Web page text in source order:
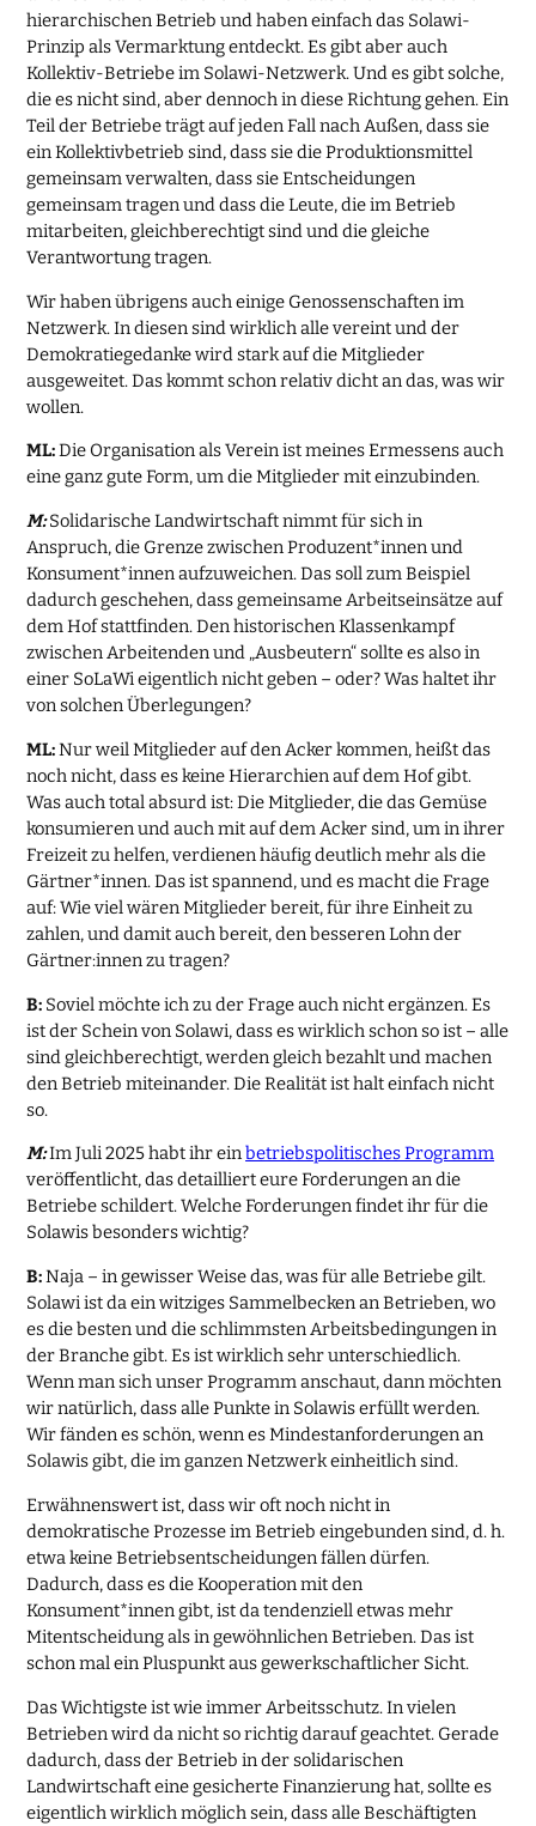
hierarchischen Betrieb und haben einfach das Solawi-
Prinzip als Vermarktung entdeckt. Es gibt aber auch
Kollektiv-Betriebe im Solawi-Netzwerk. Und es gibt solche,
die es nicht sind, aber dennoch in diese Richtung gehen. Ein
Teil der Betriebe trägt auf jeden Fall nach Außen, dass sie
ein Kollektivbetrieb sind, dass sie die Produktionsmittel
gemeinsam verwalten, dass sie Entscheidungen
gemeinsam tragen und dass die Leute, die im Betrieb
mitarbeiten, gleichberechtigt sind und die gleiche
Verantwortung tragen.
Wir haben übrigens auch einige Genossenschaften im
Netzwerk. In diesen sind wirklich alle vereint und der
Demokratiegedanke wird stark auf die Mitglieder
ausgeweitet. Das kommt schon relativ dicht an das, was wir
wollen.
ML:Die Organisation als Verein ist meines Ermessens auch
eine ganz gute Form, um die Mitglieder mit einzubinden.
M:Solidarische Landwirtschaft nimmt für sich in
Anspruch, die Grenze zwischen Produzent*innen und
Konsument*innen aufzuweichen. Das soll zum Beispiel
dadurch geschehen, dass gemeinsame Arbeitseinsätze auf
dem Hof stattfinden. Den historischen Klassenkampf
zwischen Arbeitenden und „Ausbeutern“ sollte es also in
einer SoLaWi eigentlich nicht geben – oder? Was haltet ihr
von solchen Überlegungen?
ML:Nur weil Mitglieder auf den Acker kommen, heißt das
noch nicht, dass es keine Hierarchien auf dem Hof gibt.
Was auch total absurd ist: Die Mitglieder, die das Gemüse
konsumieren und auch mit auf dem Acker sind, um in ihrer
Freizeit zu helfen, verdienen häufig deutlich mehr als die
Gärtner*innen. Das ist spannend, und es macht die Frage
auf: Wie viel wären Mitglieder bereit, für ihre Einheit zu
zahlen, und damit auch bereit, den besseren Lohn der
Gärtner:innen zu tragen?
B: Soviel möchte ich zu der Frage auch nicht ergänzen. Es
ist der Schein von Solawi, dass es wirklich schon so ist – alle
sind gleichberechtigt, werden gleich bezahlt und machen
den Betrieb miteinander. Die Realität ist halt einfach nicht
so.
M:Im Juli 2025 habt ihr einbetriebspolitisches Programm
veröffentlicht, das detailliert eure Forderungen an die
Betriebe schildert. Welche Forderungen findet ihr für die
Solawis besonders wichtig?
B:Naja – in gewisser Weise das, was für alle Betriebe gilt.
Solawi ist da ein witziges Sammelbecken an Betrieben, wo
es die besten und die schlimmsten Arbeitsbedingungen in
der Branche gibt. Es ist wirklich sehr unterschiedlich.
Wenn man sich unser Programm anschaut, dann möchten
wir natürlich, dass alle Punkte in Solawis erfüllt werden.
Wir fänden es schön, wenn es Mindestanforderungen an
Solawis gibt, die im ganzen Netzwerk einheitlich sind.
Erwähnenswert ist, dass wir oft noch nicht in
demokratische Prozesse im Betrieb eingebunden sind, d. h.
etwa keine Betriebsentscheidungen fällen dürfen.
Dadurch, dass es die Kooperation mit den
Konsument*innen gibt, ist da tendenziell etwas mehr
Mitentscheidung als in gewöhnlichen Betrieben. Das ist
schon mal ein Pluspunkt aus gewerkschaftlicher Sicht.
Das Wichtigste ist wie immer Arbeitsschutz. In vielen
Betrieben wird da nicht so richtig darauf geachtet. Gerade
dadurch, dass der Betrieb in der solidarischen
Landwirtschaft eine gesicherte Finanzierung hat, sollte es
eigentlich wirklich möglich sein, dass alle Beschäftigten